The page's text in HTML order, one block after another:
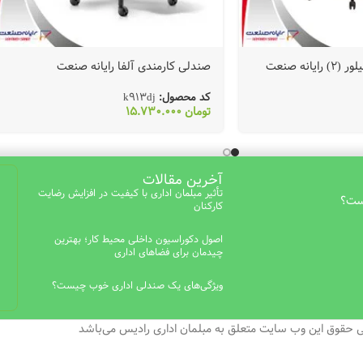
صنعت صندلی کارمندی آلفا رایانه صنعت
کد محصول: k913dj
تومان
آخرین مقالات
تأثیر مبلمان اداری با کیفیت در افزایش رضایت
کارکنان
اصول دکوراسیون داخلی محیط کار؛ بهترین
چیدمان برای فضاهای اداری
ویژگی‌های یک صندلی اداری خوب چیست؟
حقوق این وب سایت متعلق به مبلمان اداری رادیس می‌باشد